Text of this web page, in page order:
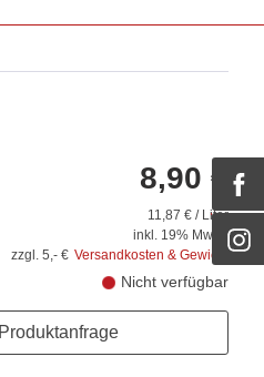
8,90 €
11,87 € / Liter
inkl. 19% MwSt.
zzgl. 5,- € Versandkosten & Gewicht
Nicht verfügbar
Produktanfrage